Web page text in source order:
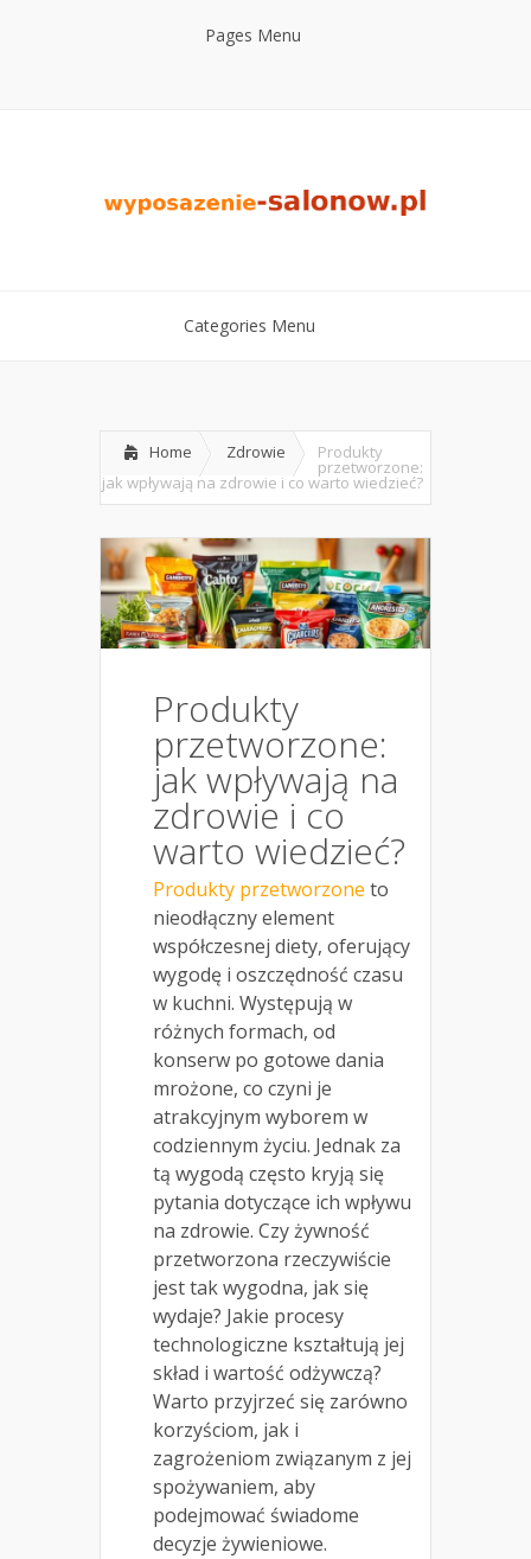
Pages Menu
Categories Menu
Home Zdrowie Produkty
przetworzone:
jak wpływają na zdrowie i co warto wiedzieć?
Produkty
przetworzone:
jak wpływają na
zdrowie i co
warto wiedzieć?
Produkty przetworzone to
nieodłączny element
współczesnej diety, oferujący
wygodę i oszczędność czasu
w kuchni. Występują w
różnych formach, od
konserw po gotowe dania
mrożone, co czyni je
atrakcyjnym wyborem w
codziennym życiu. Jednak za
tą wygodą często kryją się
pytania dotyczące ich wpływu
na zdrowie. Czy żywność
przetworzona rzeczywiście
jest tak wygodna, jak się
wydaje? Jakie procesy
technologiczne kształtują jej
skład i wartość odżywczą?
Warto przyjrzeć się zarówno
korzyściom, jak i
zagrożeniom związanym z jej
spożywaniem, aby
podejmować świadome
decyzje żywieniowe.